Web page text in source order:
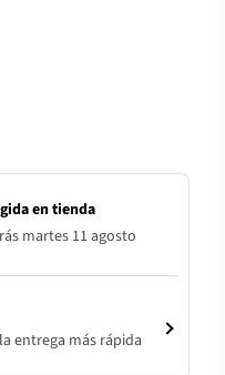
en tienda
martes 11 agosto
entrega más rápida